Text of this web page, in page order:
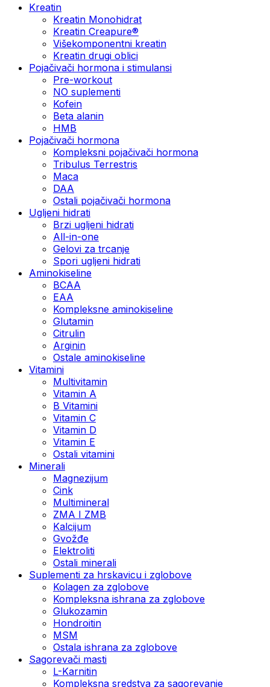
Kreatin
Kreatin Monohidrat
Kreatin Creapure®
Višekomponentni kreatin
Kreatin drugi oblici
Pojačivači hormona i stimulansi
Pre-workout
NO suplementi
Kofein
Beta alanin
HMB
Pojačivači hormona
Kompleksni pojačivači hormona
Tribulus Terrestris
Maca
DAA
Ostali pojačivači hormona
Ugljeni hidrati
Brzi ugljeni hidrati
All-in-one
Gelovi za trcanje
Spori ugljeni hidrati
Aminokiseline
BCAA
ЕАА
Kompleksne aminokiseline
Glutamin
Citrulin
Arginin
Ostale aminokiseline
Vitamini
Multivitamin
Vitamin A
B Vitamini
Vitamin C
Vitamin D
Vitamin E
Ostali vitamini
Minerali
Magnezijum
Cink
Multimineral
ZMA I ZMB
Kalcijum
Gvožđe
Elektroliti
Ostali minerali
Suplementi za hrskavicu i zglobove
Kolagen za zglobove
Kompleksna ishrana za zglobove
Glukozamin
Hondroitin
MSM
Ostala ishrana za zglobove
Sagorevači masti
L-Karnitin
Kompleksna sredstva za sagorevanje